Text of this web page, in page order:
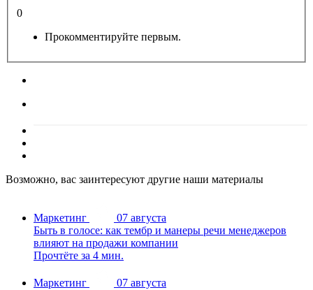
0
Прокомментируйте первым.
Возможно, вас заинтересуют другие наши материалы
Маркетинг
07 августа
Быть в голосе: как тембр и манеры речи менеджеров
влияют на продажи компании
Прочтёте за 4 мин.
Маркетинг
07 августа